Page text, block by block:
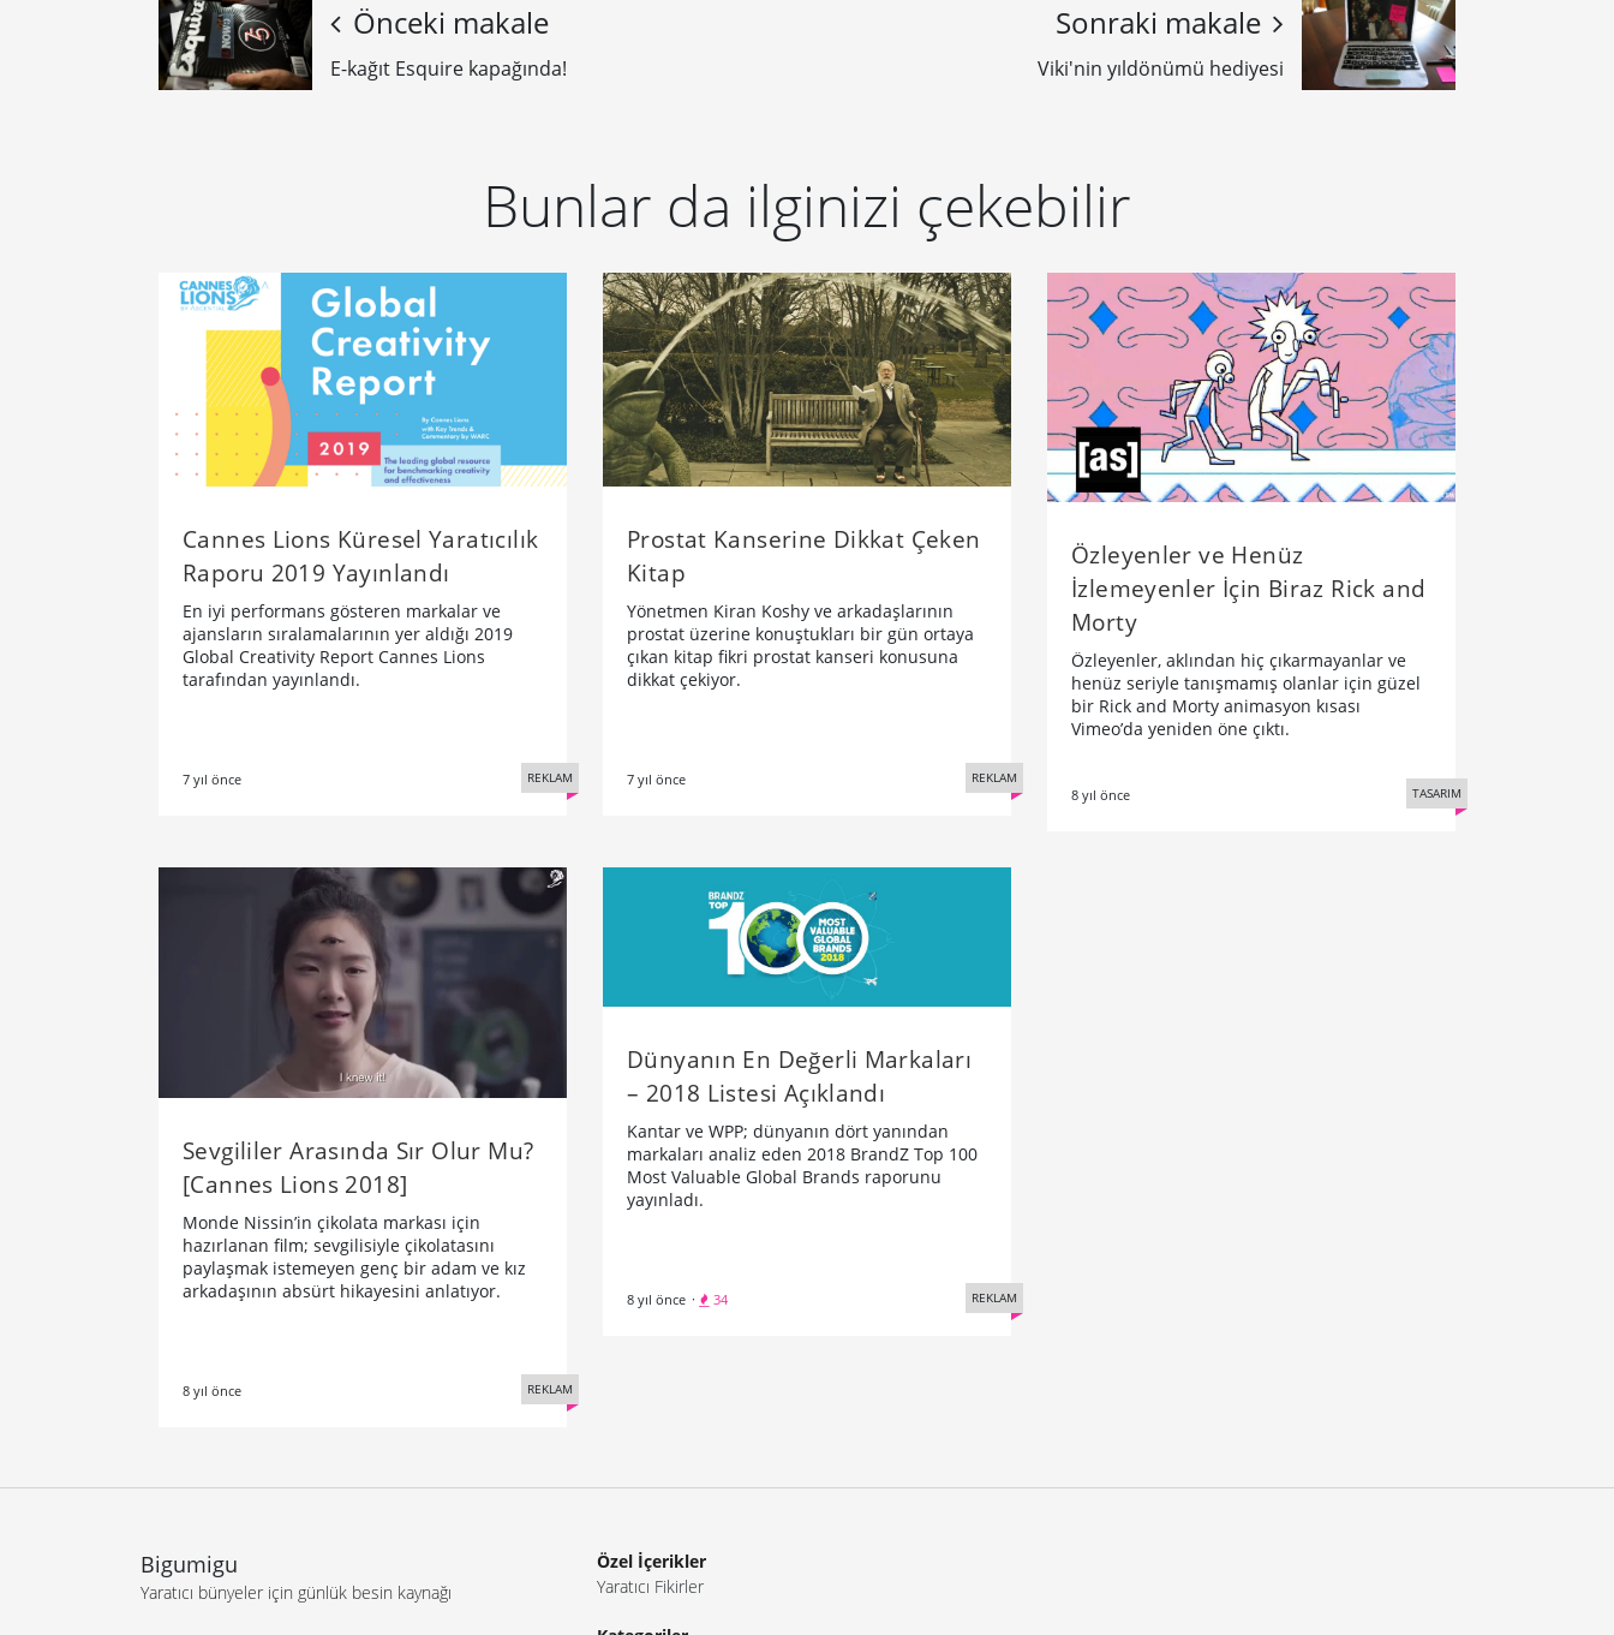
Önceki makale
E-kağıt Esquire kapağında!
Sonraki makale
Viki'nin yıldönümü hediyesi
Bunlar da ilginizi çekebilir
Cannes Lions Küresel Yaratıcılık
Raporu 2019 Yayınlandı
En iyi performans gösteren markalar ve
ajansların sıralamalarının yer aldığı 2019
Global Creativity Report Cannes Lions
tarafından yayınlandı.
7 yıl önce REKLAM
Prostat Kanserine Dikkat Çeken
Kitap
Yönetmen Kiran Koshy ve arkadaşlarının
prostat üzerine konuştukları bir gün ortaya
çıkan kitap fikri prostat kanseri konusuna
dikkat çekiyor.
7 yıl önce REKLAM
Özleyenler ve Henüz
İzlemeyenler İçin Biraz Rick and
Morty
Özleyenler, aklından hiç çıkarmayanlar ve
henüz seriyle tanışmamış olanlar için güzel
bir Rick and Morty animasyon kısası
Vimeo’da yeniden öne çıktı.
8 yıl önce TASARIM
Sevgililer Arasında Sır Olur Mu?
[Cannes Lions 2018]
Monde Nissin’in çikolata markası için
hazırlanan film; sevgilisiyle çikolatasını
paylaşmak istemeyen genç bir adam ve kız
arkadaşının absürt hikayesini anlatıyor.
8 yıl önce REKLAM
Dünyanın En Değerli Markaları
– 2018 Listesi Açıklandı
Kantar ve WPP; dünyanın dört yanından
markaları analiz eden 2018 BrandZ Top 100
Most Valuable Global Brands raporunu
yayınladı.
8 yıl önce · 34 REKLAM
Bigumigu
Yaratıcı bünyeler için günlük besin kaynağı
Özel İçerikler
Yaratıcı Fikirler